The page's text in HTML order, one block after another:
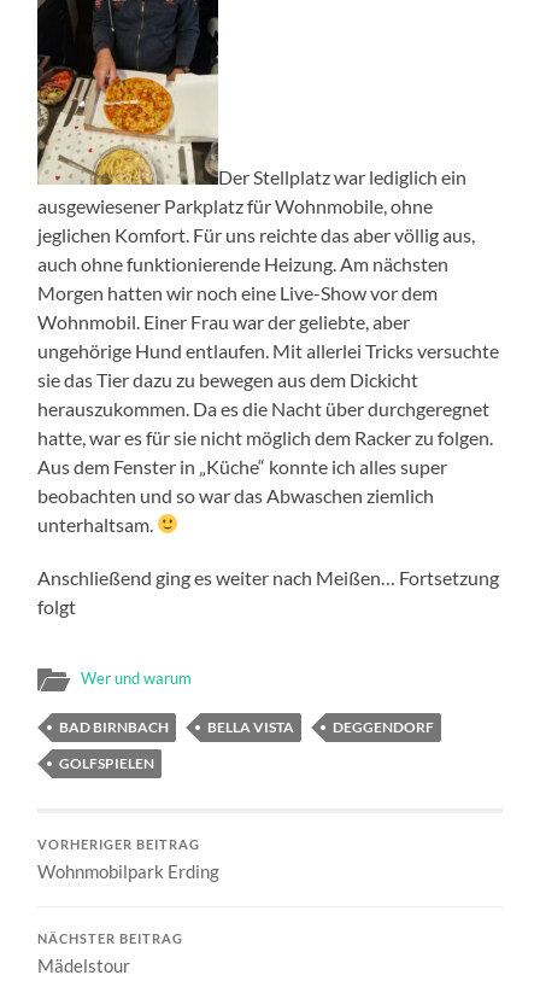
Der Stellplatz war lediglich ein
ausgewiesener Parkplatz für Wohnmobile, ohne
jeglichen Komfort. Für uns reichte das aber völlig aus,
auch ohne funktionierende Heizung. Am nächsten
Morgen hatten wir noch eine Live-Show vor dem
Wohnmobil. Einer Frau war der geliebte, aber
ungehörige Hund entlaufen. Mit allerlei Tricks versuchte
sie das Tier dazu zu bewegen aus dem Dickicht
herauszukommen. Da es die Nacht über durchgeregnet
hatte, war es für sie nicht möglich dem Racker zu folgen.
Aus dem Fenster in „Küche“ konnte ich alles super
beobachten und so war das Abwaschen ziemlich
unterhaltsam.
Anschließend ging es weiter nach Meißen… Fortsetzung
folgt
Wer und warum
BAD BIRNBACH BELLA VISTA
DEGGENDORF
GOLFSPIELEN
VORHERIGER BEITRAG
Wohnmobilpark Erding
NÄCHSTER BEITRAG
Mädelstour